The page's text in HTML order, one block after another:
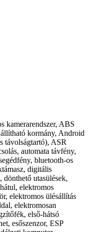
kamerarendszer, ABS
kormány, Android
távolságtartó), ASR
automata távfény,
bluetooth-os
digitális
dönthető utasülések,
elektromos
elektromos ülésállítás
elektromosan
első-hátsó
esőszenzor, ESP